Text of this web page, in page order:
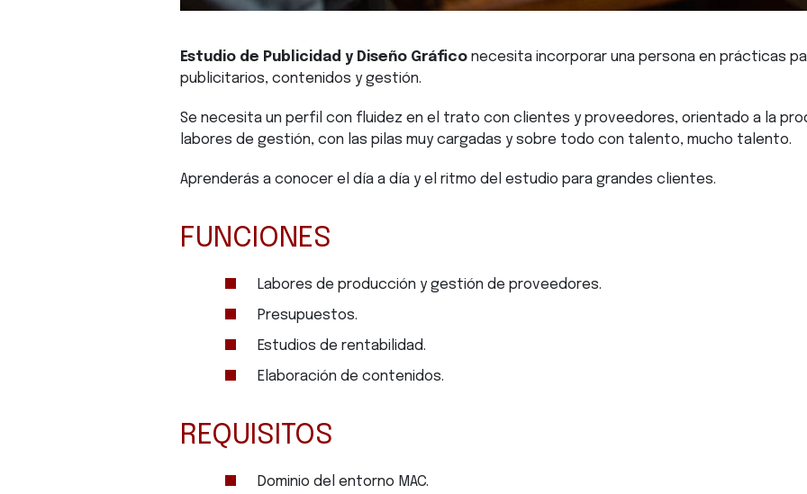
Estudio de Publicidad y Diseño Gráfico necesita incorporar una persona en prácticas
publicitarios, contenidos y gestión.
Se necesita un perfil con fluidez en el trato con clientes y proveedores, orientado a la
labores de gestión, con las pilas muy cargadas y sobre todo con talento, mucho talento.
Aprenderás a conocer el día a día y el ritmo del estudio para grandes clientes.
FUNCIONES
Labores de producción y gestión de proveedores.
Presupuestos.
Estudios de rentabilidad.
Elaboración de contenidos.
REQUISITOS
Dominio del entorno MAC.